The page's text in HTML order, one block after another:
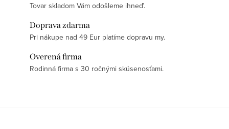
Tovar skladom Vám odošleme ihneď.
Doprava zdarma
Pri nákupe nad 49 Eur platíme dopravu my.
Overená firma
Rodinná firma s 30 ročnými skúsenosťami.